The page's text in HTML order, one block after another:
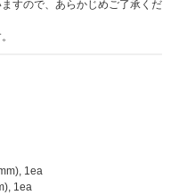
リアルナンバー特典第二弾イベ
ン会(FC限定)
ク(ランダム)
。
「CORTIS GLOBAL OFFICIAL
定イベント」です。イベント開
すので、あらかじめご了承くだ
1ea
1ea